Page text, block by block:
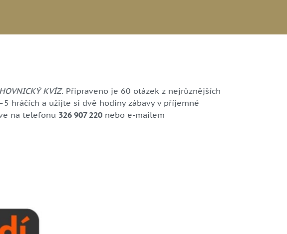
KVÍZ. Připraveno je 60 otázek z nejrůznějších
hráčích a užijte si dvě hodiny zábavy v příjemné
na telefonu 326 907 220 nebo e-mailem